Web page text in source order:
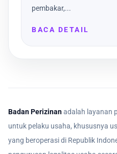
pembakar,...
BACA DETAIL
Badan Perizinanadalah layanan
untuk pelaku usaha, khususnya
yang beroperasi di Republik